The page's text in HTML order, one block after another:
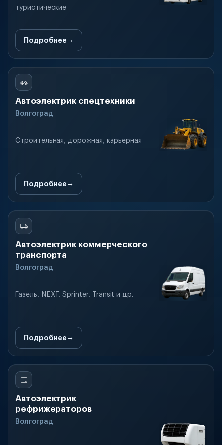
туристические
Подробнее
Автоэлектрик спецтехники
Волгоград
Строительная, дорожная, карьерная
Подробнее
Автоэлектрик коммерческого
транспорта
Волгоград
Газель, NEXT, Sprinter, Transit и др.
Подробнее
Автоэлектрик
рефрижераторов
Волгоград